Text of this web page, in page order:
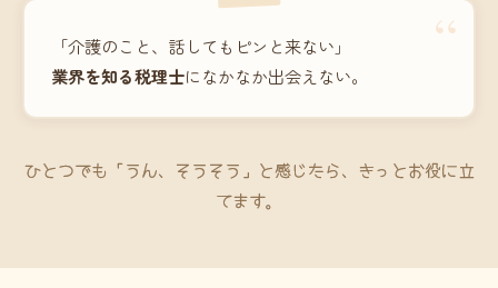
“
「介護のこと、話してもピンと来ない」
業界を知る税理士になかなか出会えない。
ひとつでも「うん、そうそう」と感じたら、きっとお役に立
てます。